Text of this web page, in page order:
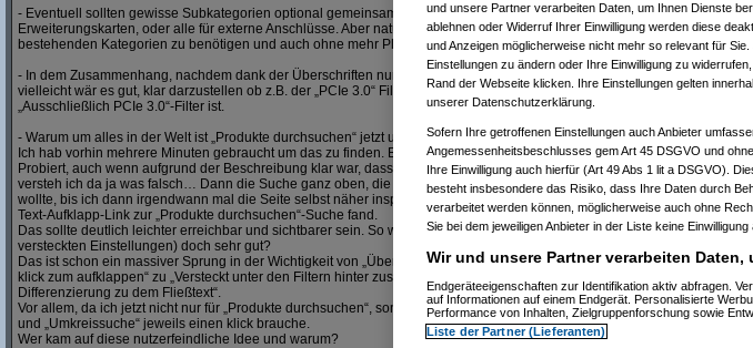
- Eventuell sollten gewisse Subkategorien optional gemeinsam ausklappbar sein? Also Alle internen Slots für
Erweiterungskarten, oder alle für externe Anschlüsse. Aber natürlich idealerweise, ohne dafür mehr Klicks für die
bestehenden Kategorien zu benötigen und auch ohne mehr Platz für Überschriften zu rauben.
- In dem Zusammenhang, nachdem dank der Überschriften nun viel Platz für zusätzliche Worte vorhanden ist,
vielleicht wär es gut, klar darzustellen ob z.B. der „PCIe 3.0“ Filter ein „PCIe 3.0 oder höher“-Filter, oder ein
„Ausschließlich PCIe 3.0“-Filter ist.
- Warum um alles in der Welt ist „Produkte durchsuchen“ jetzt unten unter hinter einem zusätzlichen Klick versteckt?
Ich hab vorhin mehrere Minuten gebraucht um das zu finden. Erstmal, weil bekannte Position „Filter durchsuchen“
Probiert, auch wenn aufgrund der Beschreibung klar war, dass das nicht ist, was ich will… aber wer weiß? Vielleicht
versteh ich da ja was falsch… Dann die Suche ganz oben, die erwartungsgemäß auch nicht das brachte was ich
wollte, bis ich dann irgendwann mal die Seite selbst näher inspiziert hab und dann ganz klein und versteckt den
Text-Aufklapp-Link zur „Produkte durchsuchen“-Suche fand.
Das sollte deutlich leichter erreichbar und sichtbarer sein. So wie es früher war, war das (und auch die anderen jetzt
versteckten Einstellungen) doch sehr gut?
Das ist schon ein massiver Sprung in der Wichtigkeit von „Über den Filtern und immer sichtbar ohne zusätzlichen
klick zum aufklappen“ zu „Versteckt unter den Filtern hinter zusätzlichen Klicks und ohne wirklich klare optische
Differenzierung zu dem Fließtext“.
Vor allem, da ich jetzt nicht nur für „Produkte durchsuchen“, sondern auch „Verfügbarkeit“, „Anbieter aus x Ländern“
und „Umkreissuche“ jeweils einen klick brauche.
Wer kam auf diese nutzerfeindliche Idee und warum?
und unsere Partner verarbeiten Daten, um Ihnen Dienste
ablehnen oder Widerruf Ihrer Einwilligung werden diese
und Anzeigen möglicherweise nicht mehr so relevant für
Einstellungen zu ändern oder Ihre Einwilligung zu
Rand der Webseite klicken. Ihre Einstellungen gelten
unserer Datenschutzerklärung.
Sofern Ihre getroffenen Einstellungen auch Anbieter
Angemessenheitsbeschlusses gem Art 45 DSGVO und
Ihre Einwilligung auch hierfür (Art 49 Abs 1 lit a DSGVO).
besteht insbesondere das Risiko, dass Ihre Daten durch
verarbeitet werden können, möglicherweise auch ohne
Sie bei dem jeweiligen Anbieter in der Liste keine Einwilligung
Wir und unsere Partner verarbeiten
Endgeräteeigenschaften zur Identifikation aktiv abfragen.
auf Informationen auf einem Endgerät. Personalisierte
Performance von Inhalten, Zielgruppenforschung sowie
Liste der Partner (Lieferanten)